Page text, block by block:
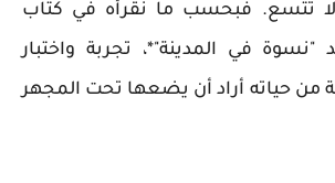
لا تتّسع. فبحسب ما نقرأه في كتاب
في المدينة"*، تجربة واختبار
حياته أراد أن يضعها تحت المجهر